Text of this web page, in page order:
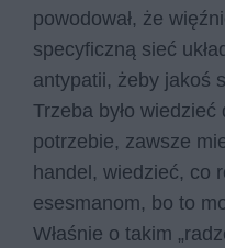
powodował, że
specyficzną sieć
antypatii, żeby jakoś
Trzeba było
potrzebie, zawsze
handel, wiedzieć, co
esesmanom, bo to
Właśnie o takim